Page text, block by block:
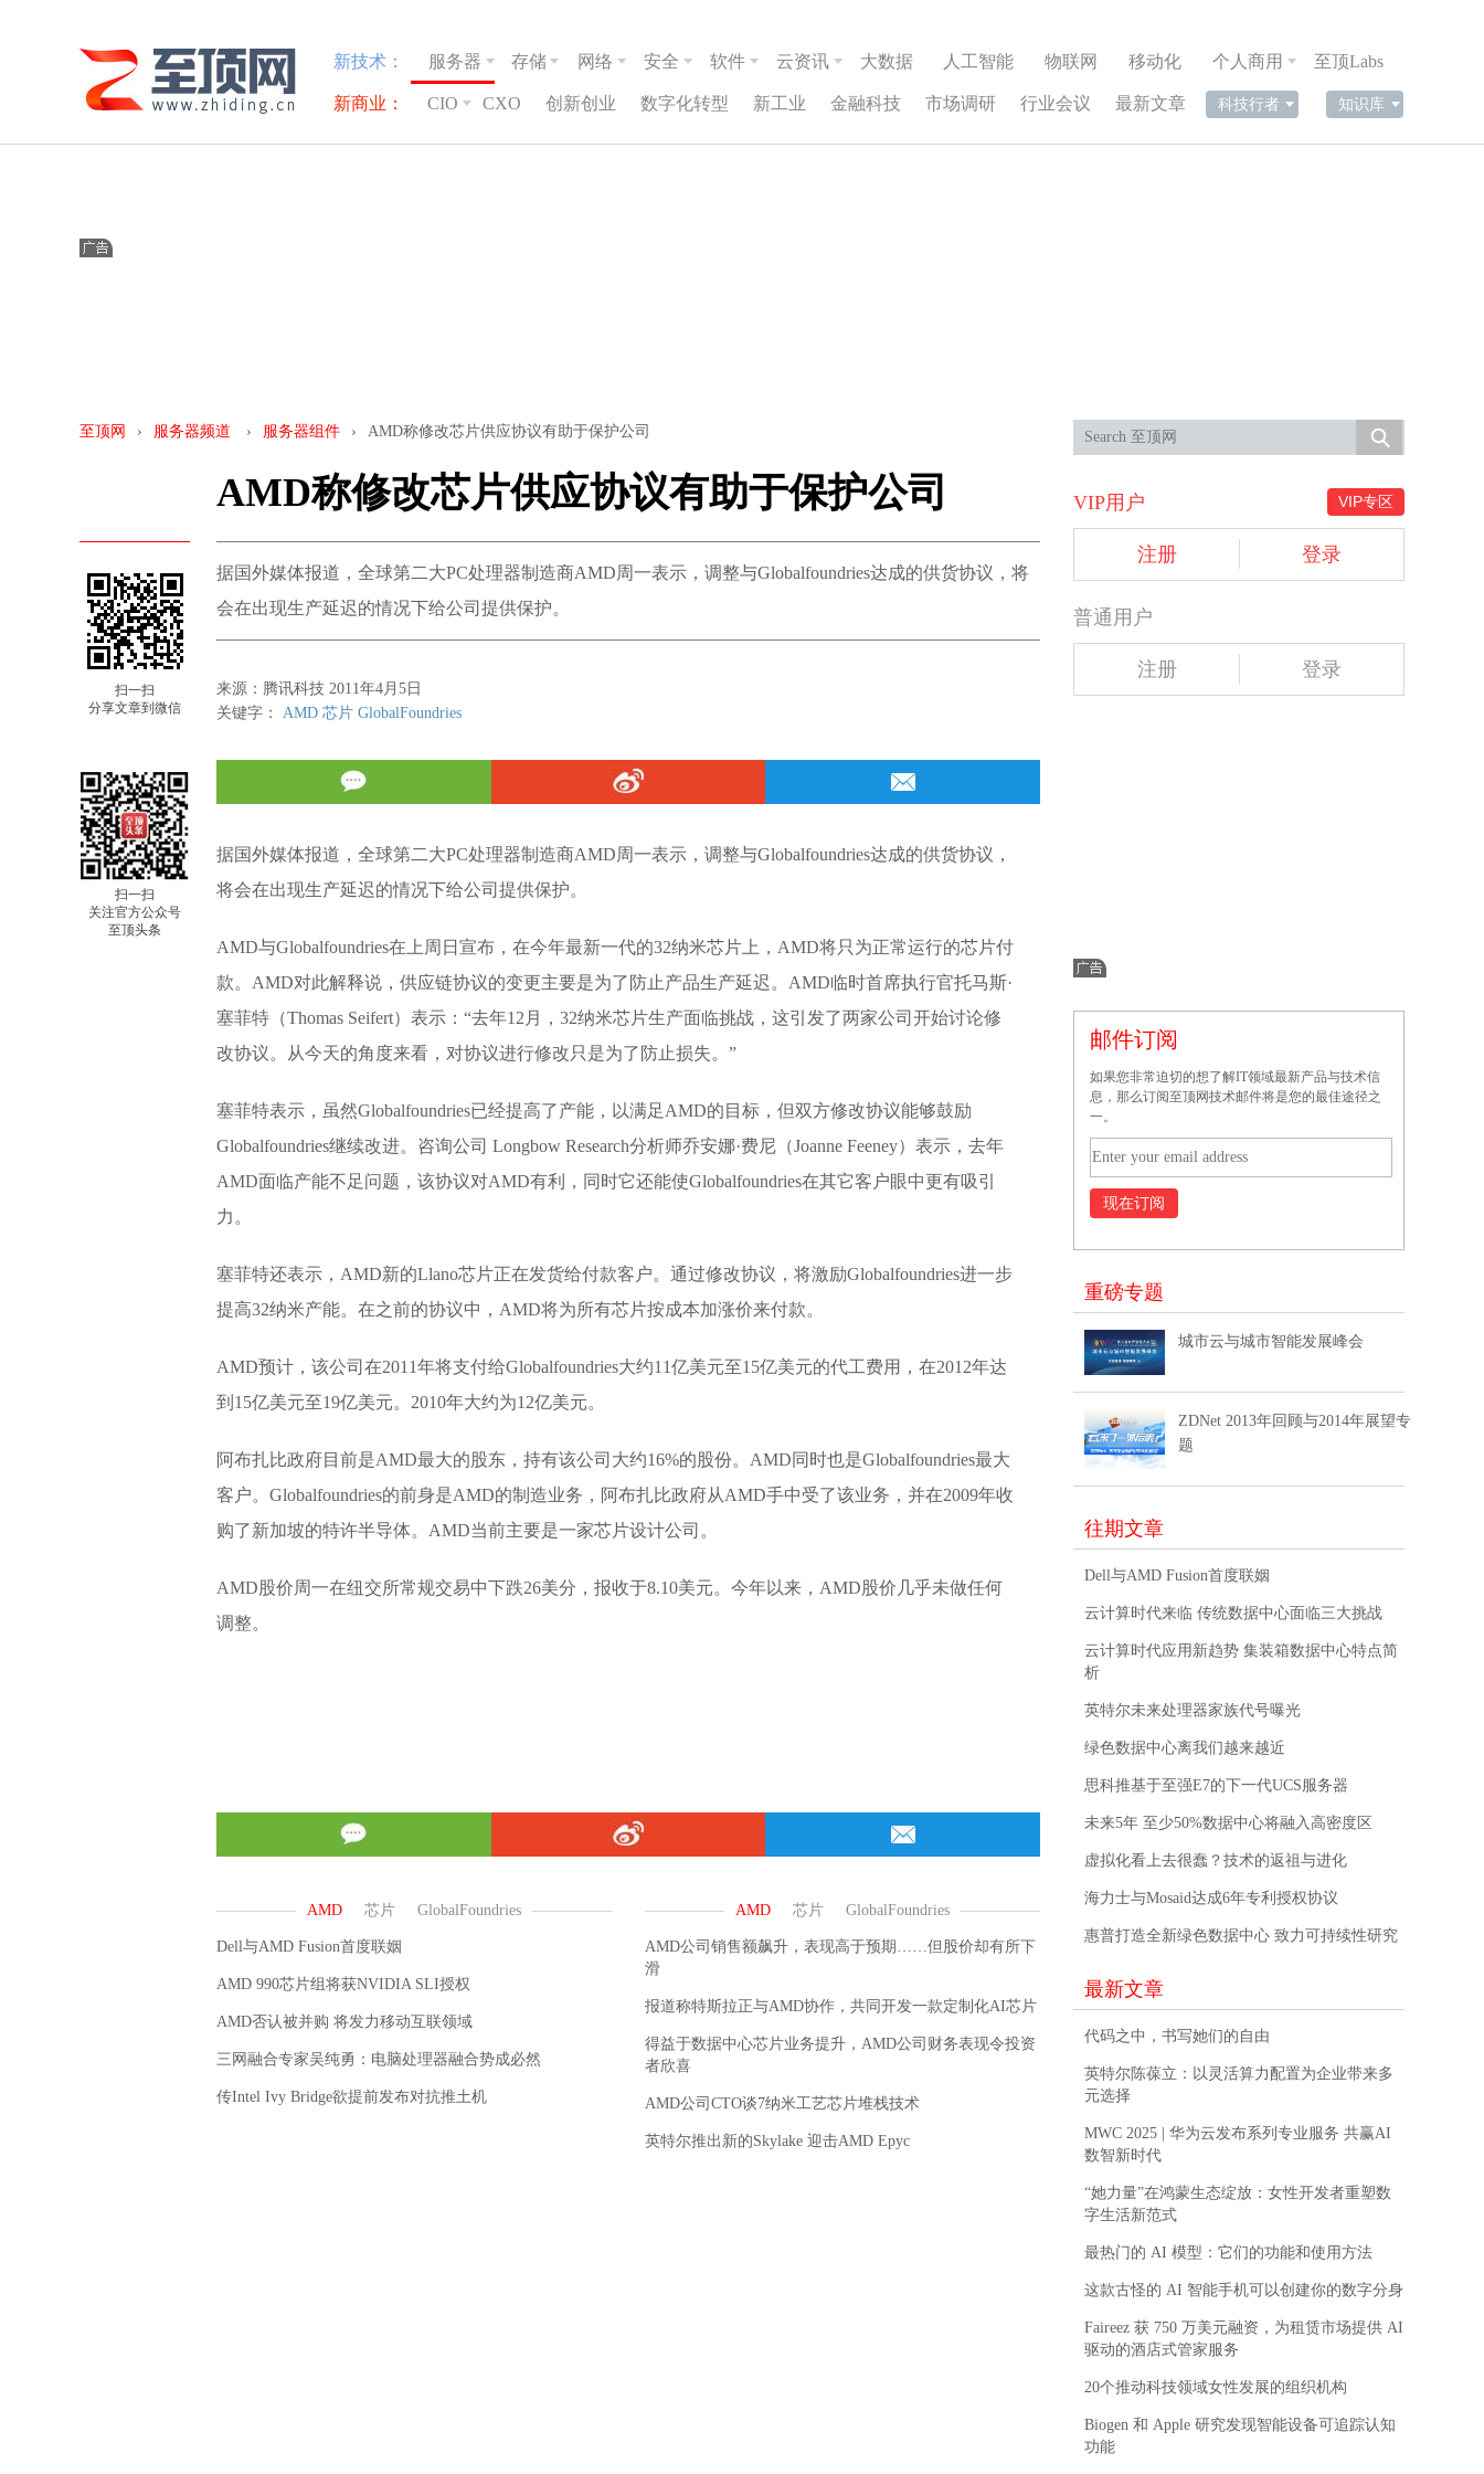
新技术： 服务器 存储 网络 安全 软件 云资讯 大数据 人工智能 物联网 移动化 个人商用 至顶Labs
新商业： CIO CXO 创新创业 数字化转型 新工业 金融科技 市场调研 行业会议 最新文章 科技行者 知识库
至顶网 › 服务器频道 › 服务器组件 › AMD称修改芯片供应协议有助于保护公司
AMD称修改芯片供应协议有助于保护公司
扫一扫
分享文章到微信
扫一扫
关注官方公众号
至顶头条
据国外媒体报道，全球第二大PC处理器制造商AMD周一表示，调整与Globalfoundries达成的供货协议，将
会在出现生产延迟的情况下给公司提供保护。
来源：腾讯科技 2011年4月5日
关键字： AMD 芯片 GlobalFoundries
据国外媒体报道，全球第二大PC处理器制造商AMD周一表示，调整与Globalfoundries达成的供货协议，
将会在出现生产延迟的情况下给公司提供保护。
AMD与Globalfoundries在上周日宣布，在今年最新一代的32纳米芯片上，AMD将只为正常运行的芯片付
款。AMD对此解释说，供应链协议的变更主要是为了防止产品生产延迟。AMD临时首席执行官托马斯·
塞菲特（Thomas Seifert）表示：“去年12月，32纳米芯片生产面临挑战，这引发了两家公司开始讨论修
改协议。从今天的角度来看，对协议进行修改只是为了防止损失。”
塞菲特表示，虽然Globalfoundries已经提高了产能，以满足AMD的目标，但双方修改协议能够鼓励
Globalfoundries继续改进。咨询公司 Longbow Research分析师乔安娜·费尼（Joanne Feeney）表示，去年
AMD面临产能不足问题，该协议对AMD有利，同时它还能使Globalfoundries在其它客户眼中更有吸引
力。
塞菲特还表示，AMD新的Llano芯片正在发货给付款客户。通过修改协议，将激励Globalfoundries进一步
提高32纳米产能。在之前的协议中，AMD将为所有芯片按成本加涨价来付款。
AMD预计，该公司在2011年将支付给Globalfoundries大约11亿美元至15亿美元的代工费用，在2012年达
到15亿美元至19亿美元。2010年大约为12亿美元。
阿布扎比政府目前是AMD最大的股东，持有该公司大约16%的股份。AMD同时也是Globalfoundries最大
客户。Globalfoundries的前身是AMD的制造业务，阿布扎比政府从AMD手中受了该业务，并在2009年收
购了新加坡的特许半导体。AMD当前主要是一家芯片设计公司。
AMD股价周一在纽交所常规交易中下跌26美分，报收于8.10美元。今年以来，AMD股价几乎未做任何
调整。
Dell与AMD Fusion首度联姻
AMD 990芯片组将获NVIDIA SLI授权
AMD否认被并购 将发力移动互联领域
三网融合专家吴纯勇：电脑处理器融合势成必然
传Intel Ivy Bridge欲提前发布对抗推土机
AMD公司销售额飙升，表现高于预期……但股价却有所下
滑
报道称特斯拉正与AMD协作，共同开发一款定制化AI芯片
得益于数据中心芯片业务提升，AMD公司财务表现令投资
者欣喜
AMD公司CTO谈7纳米工艺芯片堆栈技术
英特尔推出新的Skylake 迎击AMD Epyc
VIP专区
VIP用户
注册 登录
普通用户
注册 登录
邮件订阅
如果您非常迫切的想了解IT领域最新产品与技术信
息，那么订阅至顶网技术邮件将是您的最佳途径之
一。
重磅专题
城市云与城市智能发展峰会
ZDNet 2013年回顾与2014年展望专
题
往期文章
Dell与AMD Fusion首度联姻
云计算时代来临 传统数据中心面临三大挑战
云计算时代应用新趋势 集装箱数据中心特点简
析
英特尔未来处理器家族代号曝光
绿色数据中心离我们越来越近
思科推基于至强E7的下一代UCS服务器
未来5年 至少50%数据中心将融入高密度区
虚拟化看上去很蠢？技术的返祖与进化
海力士与Mosaid达成6年专利授权协议
惠普打造全新绿色数据中心 致力可持续性研究
最新文章
代码之中，书写她们的自由
英特尔陈葆立：以灵活算力配置为企业带来多
元选择
MWC 2025 | 华为云发布系列专业服务 共赢AI
数智新时代
“她力量”在鸿蒙生态绽放：女性开发者重塑数
字生活新范式
最热门的 AI 模型：它们的功能和使用方法
这款古怪的 AI 智能手机可以创建你的数字分身
Faireez 获 750 万美元融资，为租赁市场提供 AI
驱动的酒店式管家服务
20个推动科技领域女性发展的组织机构
Biogen 和 Apple 研究发现智能设备可追踪认知
功能